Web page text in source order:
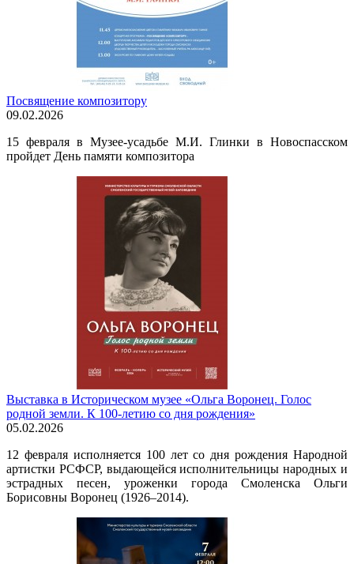
Посвящение композитору
09.02.2026
15 февраля в Музее-усадьбе М.И. Глинки в Новоспасском
пройдет День памяти композитора
Выставка в Историческом музее «Ольга Воронец. Голос
родной земли. К 100-летию со дня рождения»
05.02.2026
12 февраля исполняется 100 лет со дня рождения Народной
артистки РСФСР, выдающейся исполнительницы народных и
эстрадных песен, уроженки города Смоленска Ольги
Борисовны Воронец (1926–2014).